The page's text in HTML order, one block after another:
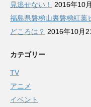
見逃せない！
2016年10
福島県磐梯山裏磐梯紅葉
どころは？ 2016年10月
カテゴリー
TV
アニメ
イベント